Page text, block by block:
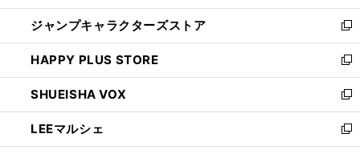
開
く
ウ
ィ
ン
ド
ウ
で
開
く
し
い
ウ
ィ
ン
ド
ウ
で
開
ジャンプキャラクターズストア
新
し
い
ウ
ィ
ン
ド
ウ
HAPPY PLUS STORE
新
し
い
ウ
ィ
ン
SHUEISHA VOX
新
し
い
ウ
LEEマルシェ
新
し